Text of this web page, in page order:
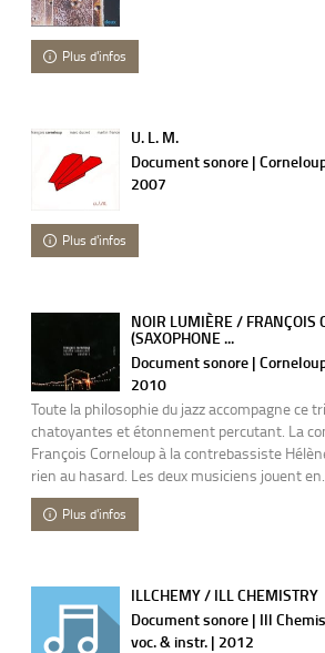
Plus d'infos
U. L. M.
Document sonore |
2007
Plus d'infos
NOIR LUMIÈRE / FRANÇOIS
(SAXOPHONE ...
Document sonore |
2010
Toute la philosophie du jazz accompagne ce
chatoyantes et étonnement percutant. La
François Corneloup à la contrebassiste
rien au hasard. Les deux musiciens jouent en...
Plus d'infos
ILLCHEMY / ILL CHEMISTRY
Document sonore | Ill
voc. & instr. | 2012